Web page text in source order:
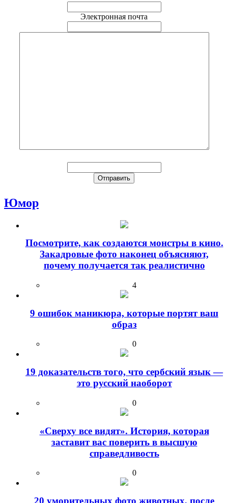
Электронная почта
Юмор
Посмотрите, как создаются монстры в кино.
Закадровые фото наконец объясняют,
почему получается так реалистично
4
9 ошибок маникюра, которые портят ваш
образ
0
19 доказательств того, что сербский язык —
это русский наоборот
0
«Сверху все видят». История, которая
заставит вас поверить в высшую
справедливость
0
20 уморительных фото животных, после